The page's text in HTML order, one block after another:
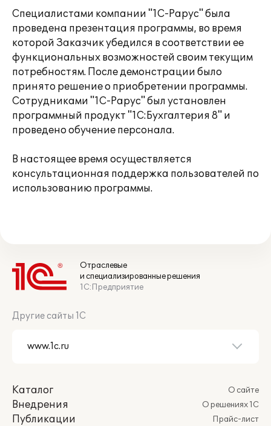
Специалистами компании "1С-Рарус" была
проведена презентация программы, во время
которой Заказчик убедился в соответствии ее
функциональных возможностей своим текущим
потребностям. После демонстрации было
принято решение о приобретении программы.
Сотрудниками "1С-Рарус" был установлен
программный продукт "1С:Бухгалтерия 8" и
проведено обучение персонала.
В настоящее время осуществляется
консультационная поддержка пользователей по
использованию программы.
Отраслевые
и специализированные решения
1С:Предприятие
Другие сайты 1С
Каталог
Внедрения
Публикации
О сайте
О решениях 1С
Прайс-лист